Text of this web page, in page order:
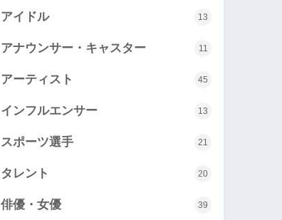
アイドル 13
アナウンサー・キャスター 11
アーティスト 45
インフルエンサー 13
スポーツ選手 21
タレント 20
俳優・女優 39